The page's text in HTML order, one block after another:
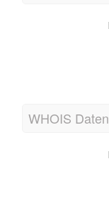
WHOIS Daten